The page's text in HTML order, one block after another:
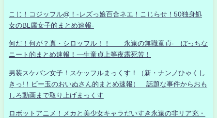
こじ！コジッフル@！-レズっ娘百合ネエ！こじらせ！50独身処
女のBL腐女子的まとめ速報-
何だ！何が？真・シロッフル！！ 永遠の無職童貞- ぼっちな
ニート的まとめ速報！一生童貞上等夜露死苦！
男装スケバン女子！スケッフルまっくす！（新・ナンノひゃくし
きっ!！ビー玉のおいぬさん的まとめ速報） 話題な事件からおも
しろ動画まで取り上げまっくす
ロボットアニメ！メカと美少女キャラだいすき永遠の非リア充・